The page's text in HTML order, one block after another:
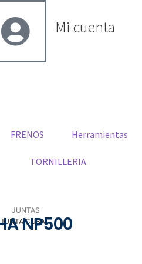
Mi cuenta
FRENOS Herramientas
TORNILLERIA
JUNTAS
JUNTA CUBANP500